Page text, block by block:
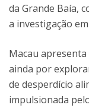
da Grande Baía,
a investigação
Macau
ainda por
de desperdício
impulsionada